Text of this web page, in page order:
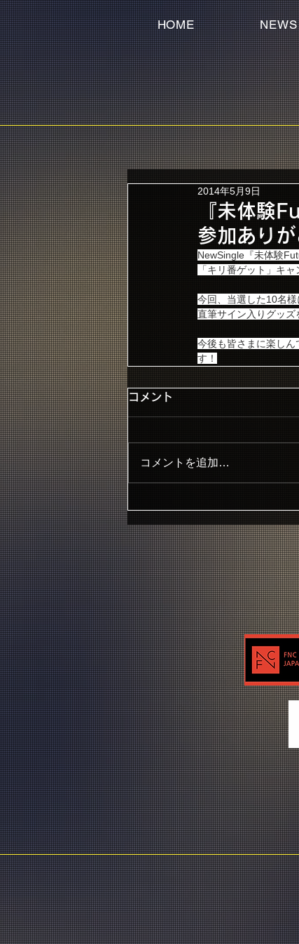
HOME NEWS
『未体験
参加あり
2014年5月9日
NewSingle『未体験
「キリ番ゲット」キ
今回、当選した10名
直筆サイン入りグッズ
今後も皆さまに楽し
す！
コメント
コメントを追加…